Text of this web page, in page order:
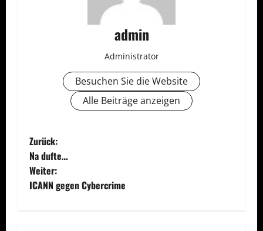
admin
Administrator
Besuchen Sie die Website
Alle Beiträge anzeigen
B
e
i
Zurück:
Na dufte…
Weiter:
ICANN gegen Cybercrime